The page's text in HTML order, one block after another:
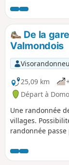
De la
Valmondois
25,09 km
Départ à
Une randonnée
villages.
randonnée